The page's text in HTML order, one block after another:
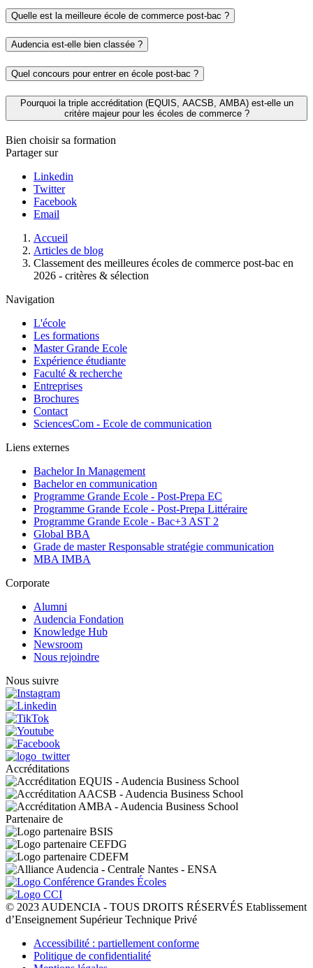
Quelle est la meilleure école de commerce post-bac ?
Audencia est-elle bien classée ?
Quel concours pour entrer en école post-bac ?
Pourquoi la triple accréditation (EQUIS, AACSB, AMBA) est-elle un
critère majeur pour les écoles de commerce ?
Bien choisir sa formation
Partager sur
Linkedin
Twitter
Facebook
Email
d'Ariane
Accueil
Articles de blog
Classement des meilleures écoles de commerce post-bac en
2026 - critères & sélection
Navigation
L'école
Les formations
Master Grande Ecole
Expérience étudiante
Faculté & recherche
Entreprises
Brochures
Contact
SciencesCom - Ecole de communication
Liens externes
Bachelor In Management
Bachelor en communication
Programme Grande Ecole - Post-Prepa EC
Programme Grande Ecole - Post-Prepa Littéraire
Programme Grande Ecole - Bac+3 AST 2
Global BBA
Grade de master Responsable stratégie communication
MBA IMBA
Corporate
Alumni
Audencia Fondation
Knowledge Hub
Newsroom
Nous rejoindre
Nous suivre
Accréditations
Partenaire de
© 2023 AUDENCIA - TOUS DROITS RÉSERVÉS Etablissement
d’Enseignement Supérieur Technique Privé
Pied
Accessibilité : partiellement conforme
Politique de confidentialité